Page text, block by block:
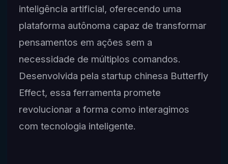
inteligência artificial, oferecendo uma
plataforma autônoma capaz de transformar
pensamentos em ações sem a
necessidade de múltiplos comandos.
Desenvolvida pela startup chinesa Butterfly
Effect, essa ferramenta promete
revolucionar a forma como interagimos
com tecnologia inteligente.